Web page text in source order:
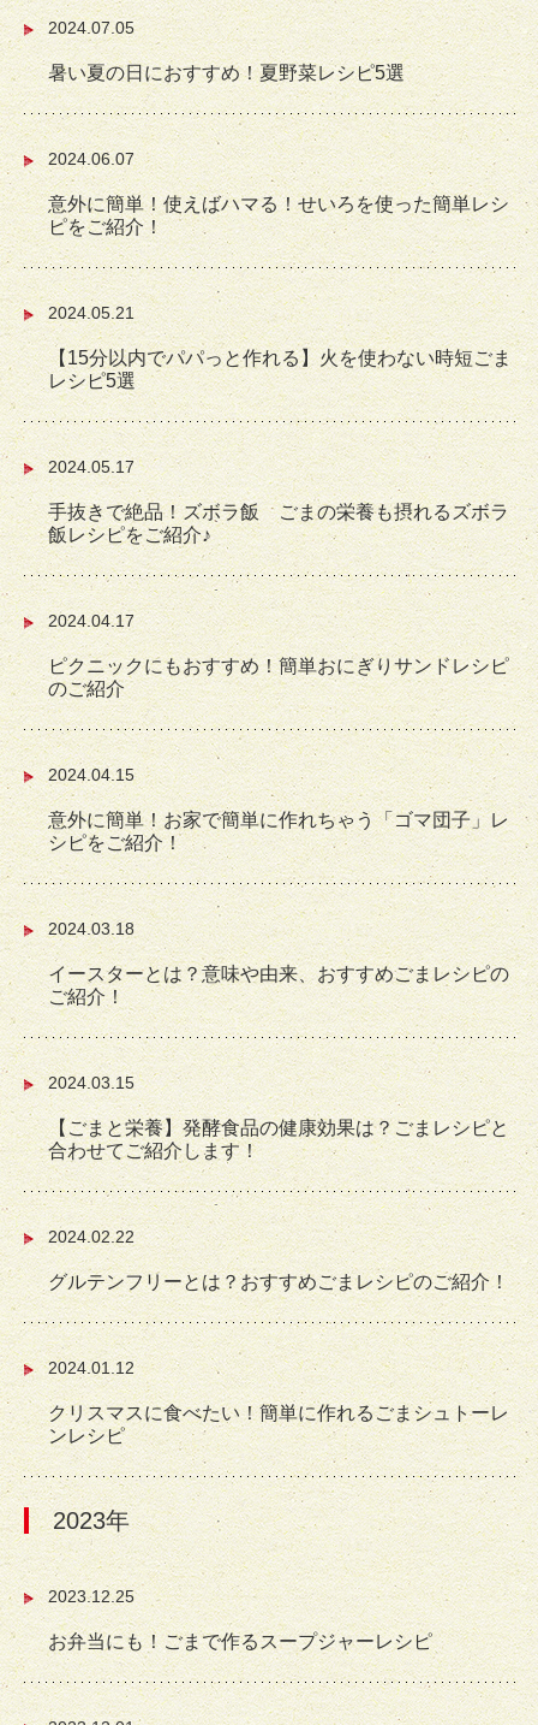
2024.07.05
暑い夏の日におすすめ！夏野菜レシピ5選
2024.06.07
意外に簡単！使えばハマる！せいろを使った簡単レシ
ピをご紹介！
2024.05.21
【15分以内でパパっと作れる】火を使わない時短ごま
レシピ5選
2024.05.17
手抜きで絶品！ズボラ飯 ごまの栄養も摂れるズボラ
飯レシピをご紹介♪
2024.04.17
ピクニックにもおすすめ！簡単おにぎりサンドレシピ
のご紹介
2024.04.15
意外に簡単！お家で簡単に作れちゃう「ゴマ団子」レ
シピをご紹介！
2024.03.18
イースターとは？意味や由来、おすすめごまレシピの
ご紹介！
2024.03.15
【ごまと栄養】発酵食品の健康効果は？ごまレシピと
合わせてご紹介します！
2024.02.22
グルテンフリーとは？おすすめごまレシピのご紹介！
2024.01.12
クリスマスに食べたい！簡単に作れるごまシュトーレ
ンレシピ
2023年
2023.12.25
お弁当にも！ごまで作るスープジャーレシピ